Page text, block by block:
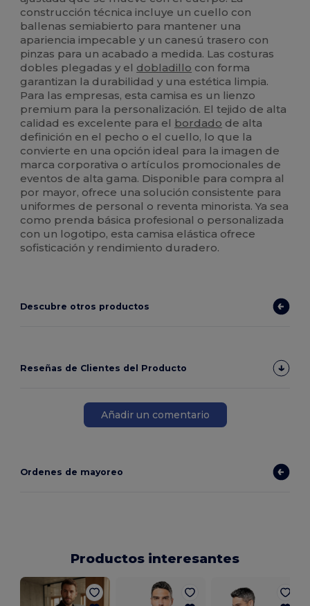
construcción técnica incluye un cuello con
ballenas semiabierto para mantener una
apariencia impecable y un canesú trasero con
pinzas para un acabado a medida. Las costuras
dobles plegadas y el dobladillo con forma
garantizan la durabilidad y una estética limpia.
Para las empresas, esta camisa es un lienzo
premium para la personalización. El tejido de alta
calidad es excelente para el bordado de alta
definición en el pecho o el cuello, lo que la
convierte en una opción ideal para la imagen de
marca corporativa o artículos promocionales de
eventos de alta gama. Disponible para compra al
por mayor, ofrece una solución consistente para
uniformes de personal o reventa minorista. Ya sea
como prenda básica profesional o personalizada
con un logotipo, esta camisa elástica ofrece
sofisticación y rendimiento duradero.
Descubre otros productos
Reseñas de Clientes del Producto
Añadir un comentario
Ordenes de mayoreo
Productos interesantes